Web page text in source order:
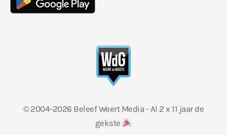
© 2004-2026 Beleef Weert Media - Al 2 x 11 jaar de
gekste